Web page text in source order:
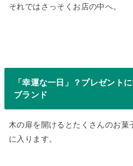
それではさっそくお店の中へ。
「幸運な一日」？プレゼント
ブランド
木の扉を開けるとたくさんのお菓
に入ります。